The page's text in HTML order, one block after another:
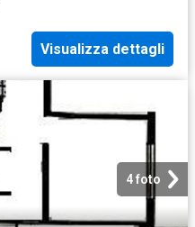
Visualizza dettagli
4 foto